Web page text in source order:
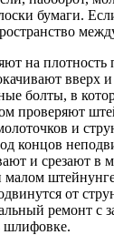
бумаги.
на
вверх
болты, в
проверяют
и
и срезают в
от
ремонт с
шлифовке.